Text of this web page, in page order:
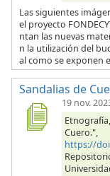
Las siguientes
el proyecto
ntan las nuevas
n la utilización del
al como se exponen
Sandalias de
19 nov.
Cuero.",
https://